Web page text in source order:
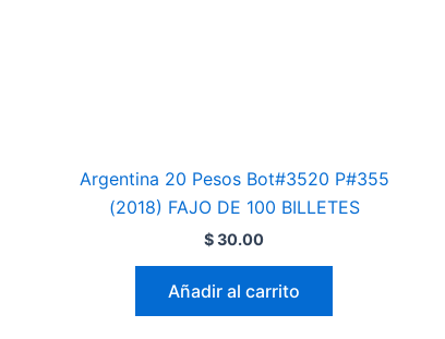
Argentina 20 Pesos Bot#3520 P#355
(2018) FAJO DE 100 BILLETES
$30.00
Añadir al carrito